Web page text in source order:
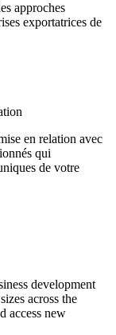
approches
exportatrices de
en relation avec
qui
de votre
development
across the
access new